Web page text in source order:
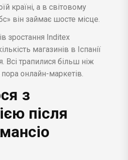
країні, а в світовому
він займає шосте місце.
зростання Inditex
магазинів в Іспанії
Всі трапилися більш ніж
онлайн-маркетів.
з
після